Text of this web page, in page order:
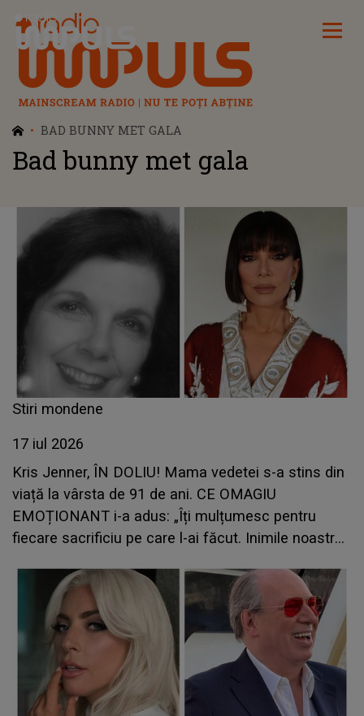
Radio Impuls
BAD BUNNY MET GALA
Bad bunny met gala
Stiri mondene
17 iul 2026
Kris Jenner, ÎN DOLIU! Mama vedetei s-a stins din
viață la vârsta de 91 de ani. CE OMAGIU
EMOȚIONANT i-a adus: „Îți mulțumesc pentru
fiecare sacrificiu pe care l-ai făcut. Inimile noastre